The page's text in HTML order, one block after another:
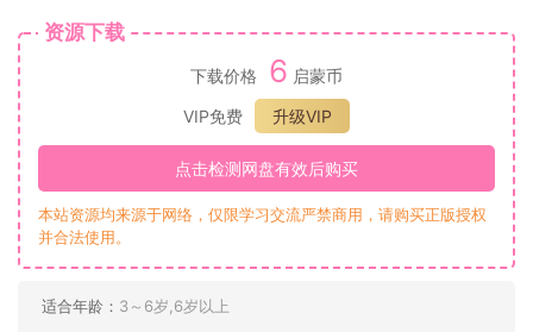
资源下载
下载价格 6 启蒙币
VIP免费
升级VIP
点击检测网盘有效后购买
本站资源均来源于网络，仅限学习交流严禁商用，请购买正版授权
并合法使用。
适合年龄： 3～6岁,6岁以上